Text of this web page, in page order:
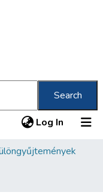
Search
Log In (current)